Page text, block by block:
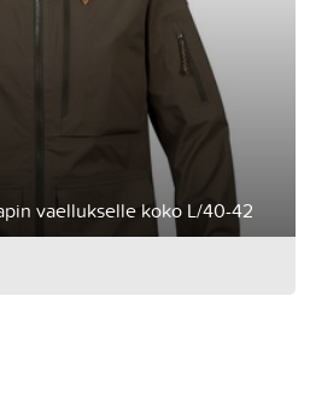
vaellukselle koko L/40-42